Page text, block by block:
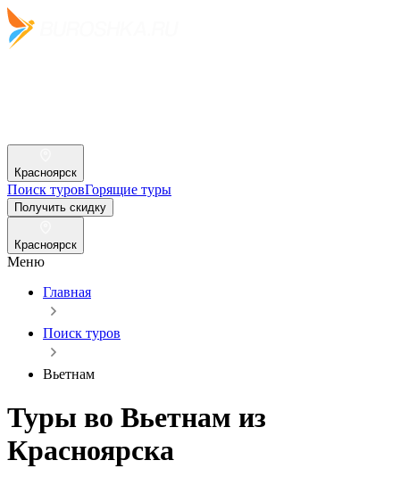
Красноярск
Поиск туровГорящие туры
Получить скидку
Красноярск
Меню
Главная
Поиск туров
Вьетнам
Туры во Вьетнам из
Красноярска